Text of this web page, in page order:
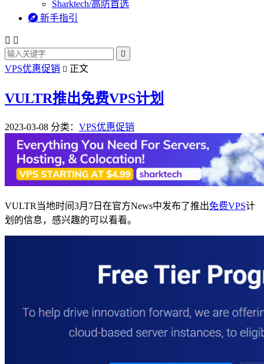
Sharktech/高防首选
 新手指引
 

VPS优惠促销  正文
VULTR推出免费VPS计划
2023-03-08 分类： VPS优惠促销
VULTR当地时间3月7日在官方News中发布了推出免费VPS计
划的信息，感兴趣的可以看看。